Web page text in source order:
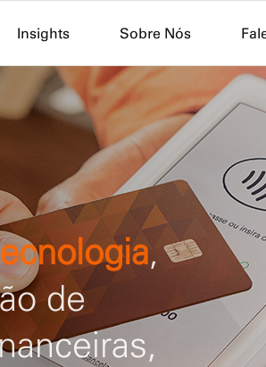
Insights Sobre Nós
,
de